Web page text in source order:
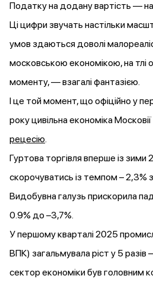
Податку на додану вартість — на
Ці цифри звучать настільки
умов здаються доволі
московською економікою, на тлі
моменту, — взагалі фантазією.
І це той момент, що офіційно у
року цивільна економіка
рецесію.
Гуртова торгівля вперше із зими
скорочуватись із темпом – 2,3%
Видобувна галузь прискорила
0.9% до –3,7%.
У першому кварталі 2025
ВПК) загальмувала ріст у 5
сектор економіки був головним